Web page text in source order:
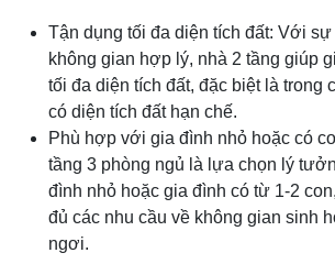
Tận dụng tối đa diện tích đất: Với
không gian hợp lý, nhà 2 tầng giúp
tối đa diện tích đất, đặc biệt là trong
có diện tích đất hạn chế.
Phù hợp với gia đình nhỏ hoặc có
tầng 3 phòng ngủ là lựa chọn lý
đình nhỏ hoặc gia đình có từ 1-2
đủ các nhu cầu về không gian sinh
ngơi.